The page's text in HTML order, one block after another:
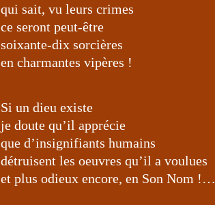
qui sait, vu leurs crimes
ce seront peut-être
soixante-dix sorcières
en charmantes vipères !
Si un dieu existe
je doute qu’il apprécie
que d’insignifiants humains
détruisent les oeuvres qu’il a voulues
et plus odieux encore, en Son Nom !…